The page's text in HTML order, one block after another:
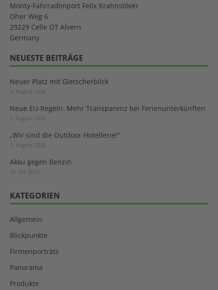
Monty-Fahrradimport Felix Krahnstöver
Oher Weg 6
29229 Celle OT Alvern
Germany
NEUESTE BEITRÄGE
Neuer Platz mit Gletscherblick
3. August 2026
Neue EU-Regeln: Mehr Transparenz bei Ferienunterkünften
2. August 2026
„Wir sind die Outdoor-Hotellerie!“
1. August 2026
Akku gegen Benzin
29. Juli 2026
KATEGORIEN
Allgemein
Blickpunkte
Firmenporträts
Panorama
Produkte